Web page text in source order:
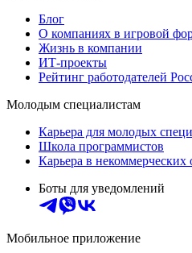
Блог
О компаниях в игровой
Жизнь в компании
ИТ-проекты
Рейтинг работодателей
Молодым специалистам
Карьера для молодых
Школа программистов
Карьера в некоммерческих
Боты для уведомлений
Мобильное приложение